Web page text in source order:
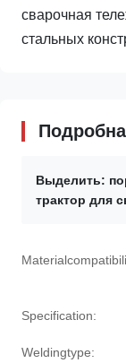
сварочная
стальных
Выделить:
трактор для
Specification:
Weldingtype: